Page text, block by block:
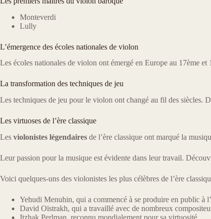
Monteverdi
Lully
L’émergence des écoles nationales de violon
Les écoles nationales de violon ont émergé en Europe au 17ème
La transformation des techniques de jeu
Les techniques de jeu pour le violon ont changé au fil des siècles.
Les virtuoses de l’ère classique
Les violonistes légendaires de l’ère classique ont marqué la
Leur passion pour la musique est évidente dans leur travail.
Voici quelques-uns des violonistes les plus célèbres de l’ère
Yehudi Menuhin, qui a commencé à se produire en public à
David Oïstrakh, qui a travaillé avec de nombreux
Itzhak Perlman, reconnu mondialement pour sa virtuosité